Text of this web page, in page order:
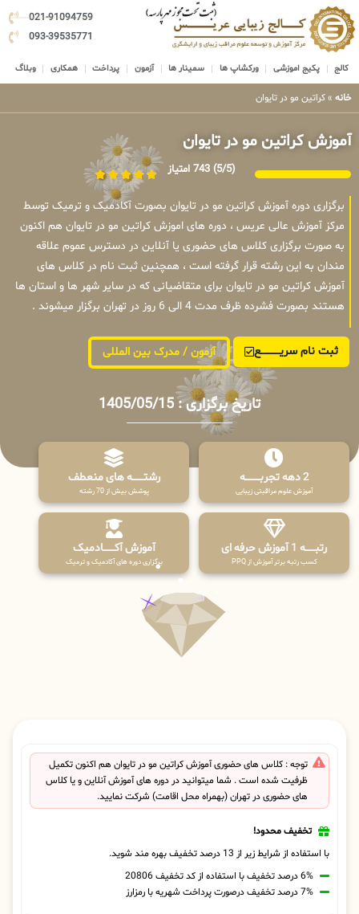
021-91094759
093-39535771
کالج پکیج اموزشی ورکشاپ ها سمینار ها آزمون پرداخت همکاری وبلاگ
خانه » کراتین مو در تایوان
آموزش کراتین مو در تایوان
(5/5) 743 امتیاز
برگزاری دوره آموزش کراتین مو در تایوان بصورت آکادمیک و ترمیک توسط
مرکز آموزش عالی عریس ، دوره های اموزش کراتین مو در تایوان هم اکنون
به صورت برگزاری کلاس های حضوری یا آنلاین در دسترس عموم علاقه
مندان به این رشته قرار گرفته است ، همچنین ثبت نام در کلاس های
آموزش کراتین مو در تایوان برای متقاضیانی که در سایر شهر ها و استان ها
هستند بصورت فشرده ظرف مدت 4 الی 6 روز در تهران برگزار میشوند .
ثبت نام سریــــــــــــع آزمون / مدرک بین المللی
تاریخ برگزاری : 1405/05/15
2 دهه تجربـــــــــه
آموزش علوم مراقبتی زیبایی
رشتـــــــه های منعطف
پوشش بیش از 70 رشته
رتبــــــه 1 آموزش حرفه ای
کسب رتبه برتر آموزش از PPQ
آموزش آکـــــــادمیک
برگزاری دوره های آکادمیک و ترمیک
توجه : کلاس های حضوری آموزش کراتین مو در تایوان هم اکنون تکمیل
ظرفیت شده است . شما میتوانید در دوره های آموزش آنلاین و یا کلاس
های حضوری در تهران (بهمراه محل اقامت) شرکت نمایید.
تخفیف محدود!
با استفاده از شرایط زیر از 13 درصد تخفیف بهره مند شوید.
6% درصد تخفیف با استفاده از کد تخفیف 20806
7% درصد تخفیف درصورت پرداخت شهریه با رمزارز